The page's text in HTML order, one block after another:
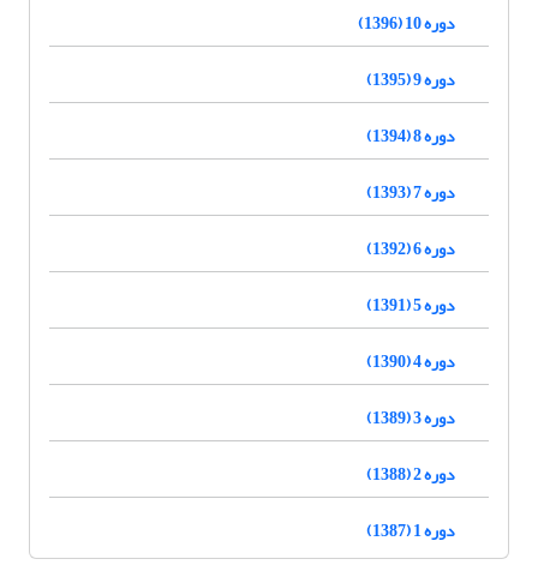
دوره 10 (1396)
دوره 9 (1395)
دوره 8 (1394)
دوره 7 (1393)
دوره 6 (1392)
دوره 5 (1391)
دوره 4 (1390)
دوره 3 (1389)
دوره 2 (1388)
دوره 1 (1387)